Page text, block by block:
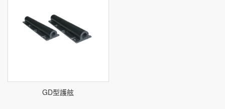
GD型護舷